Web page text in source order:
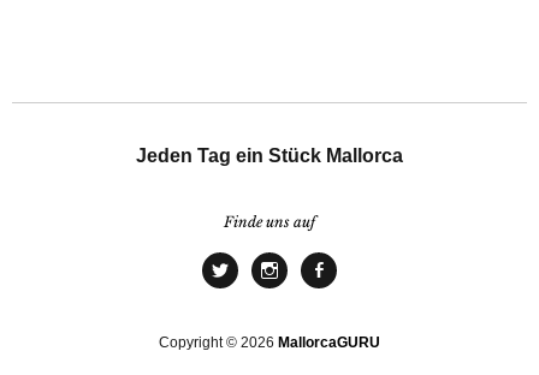
Jeden Tag ein Stück Mallorca
Finde uns auf
Copyright © 2026 MallorcaGURU